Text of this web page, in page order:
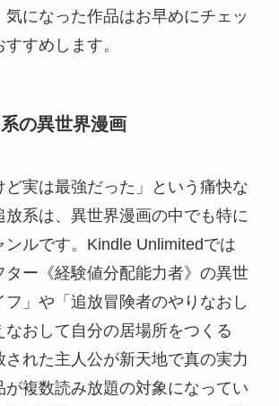
になった作品はお早めにチェッ
すめします。
の異世界漫画
ど実は最強だった」という痛快な
放系は、異世界漫画の中でも特に
ンルです。Kindle Unlimitedでは
ター《経験値分配能力者》の異世
」や「追放冒険者のやりなおし
なおして自分の居場所をつくる
された主人公が新天地で真の実力
が複数読み放題の対象になってい